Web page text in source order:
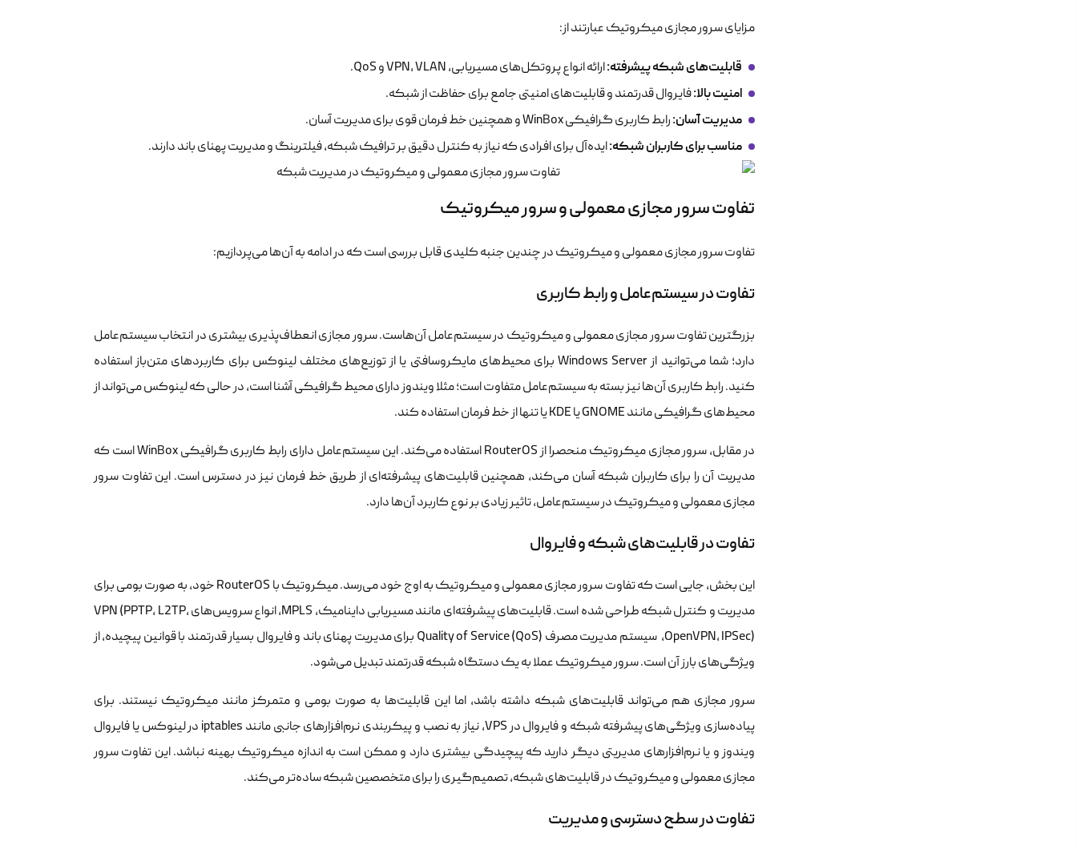
مزایای سرور مجازی میکروتیک عبارتند از:
قابلیت‌های شبکه پیشرفته:ارائه انواع پروتکل‌های مسیریابی، VPN، VLAN و QoS.
امنیت بالا:فایروال قدرتمند و قابلیت‌های امنیتی جامع برای حفاظت از شبکه.
مدیریت آسان:رابط کاربری گرافیکی WinBox و همچنین خط فرمان قوی برای مدیریت آسان.
مناسب برای کاربران شبکه:ایده‌آل برای افرادی که نیاز به کنترل دقیق بر ترافیک شبکه، فیلترینگ و مدیریت پهنای باند دارند.
تفاوت سرور مجازی معمولی و سرور میکروتیک
تفاوت سرور مجازی معمولی و میکروتیک در چندین جنبه کلیدی قابل بررسی است که در ادامه به آن‌ها می‌پردازیم:
تفاوت در سیستم‌عامل و رابط کاربری
بزرگترین تفاوت سرور مجازی معمولی و میکروتیک در سیستم‌عامل آن‌هاست. سرور مجازی انعطاف‌پذیری بیشتری در انتخاب سیستم‌عامل
دارد؛ شما می‌توانید از Windows Server برای محیط‌های مایکروسافتی یا از توزیع‌های مختلف لینوکس برای کاربردهای متن‌باز استفاده
کنید. رابط کاربری آن‌ها نیز بسته به سیستم‌عامل متفاوت است؛ مثلا ویندوز دارای محیط گرافیکی آشنا است، در حالی که لینوکس می‌تواند از
محیط‌های گرافیکی مانند GNOME یا KDE یا تنها از خط فرمان استفاده کند.
در مقابل، سرور مجازی میکروتیک منحصرا از RouterOS استفاده می‌کند. این سیستم‌عامل دارای رابط کاربری گرافیکی WinBox است که
مدیریت آن را برای کاربران شبکه آسان می‌کند، همچنین قابلیت‌های پیشرفته‌ای از طریق خط فرمان نیز در دسترس است. این تفاوت سرور
مجازی معمولی و میکروتیک در سیستم‌عامل، تاثیر زیادی بر نوع کاربرد آن‌ها دارد.
تفاوت در قابلیت‌های شبکه و فایروال
این بخش، جایی است که تفاوت سرور مجازی معمولی و میکروتیک به اوج خود می‌رسد. میکروتیک با RouterOS خود، به صورت بومی برای
مدیریت و کنترل شبکه طراحی شده است. قابلیت‌های پیشرفته‌ای مانند مسیریابی داینامیک، MPLS، انواع سرویس‌های VPN (PPTP, L2TP,
OpenVPN, IPSec)، سیستم مدیریت مصرف Quality of Service (QoS) برای مدیریت پهنای باند و فایروال بسیار قدرتمند با قوانین پیچیده، از
ویژگی‌های بارز آن است. سرور میکروتیک عملا به یک دستگاه شبکه قدرتمند تبدیل می‌شود.
سرور مجازی هم می‌تواند قابلیت‌های شبکه داشته باشد، اما این قابلیت‌ها به صورت بومی و متمرکز مانند میکروتیک نیستند. برای
پیاده‌سازی ویژگی‌های پیشرفته شبکه و فایروال در VPS، نیاز به نصب و پیکربندی نرم‌افزارهای جانبی مانند iptables در لینوکس یا فایروال
ویندوز و یا نرم‌افزارهای مدیریتی دیگر دارید که پیچیدگی بیشتری دارد و ممکن است به اندازه میکروتیک بهینه نباشد. این تفاوت سرور
مجازی معمولی و میکروتیک در قابلیت‌های شبکه، تصمیم‌گیری را برای متخصصین شبکه ساده‌تر می‌کند.
تفاوت در سطح دسترسی و مدیریت